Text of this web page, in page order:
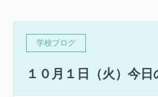
学校ブログ
１０月１日（火）今日